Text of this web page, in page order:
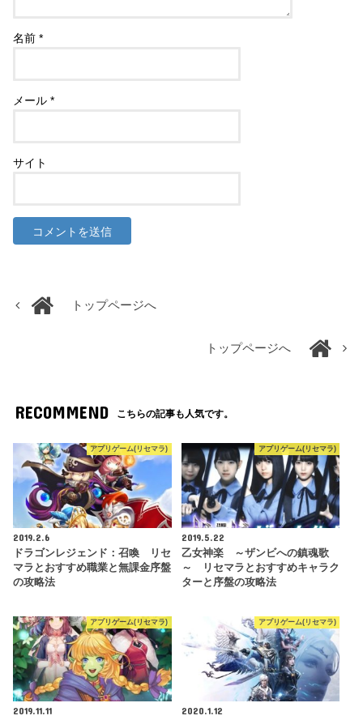
名前*
メール*
サイト
トップページへ
トップページへ
RECOMMEND こちらの記事も人気です。
アプリゲーム(リセマラ)
2019.2.6
ドラゴンレジェンド：召喚 リセ
マラとおすすめ職業と無課金序盤
の攻略法
アプリゲーム(リセマラ)
2019.5.22
乙女神楽 ～ザンビへの鎮魂歌
～ リセマラとおすすめキャラク
ターと序盤の攻略法
アプリゲーム(リセマラ)
2019.11.11
アプリゲーム(リセマラ)
2020.1.12